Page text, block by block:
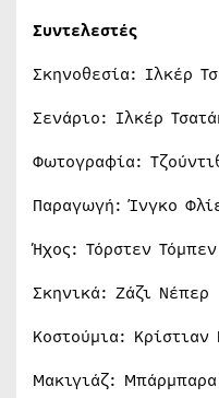
Συντελεστές
Σκηνοθεσία: Ιλκέρ
Σενάριο: Ιλκέρ
Φωτογραφία:
Παραγωγή: Ίνγκο
Ήχος: Τόρστεν Τόμπεν
Σκηνικά: Ζάζι Νέπερ
Κοστούμια: Κρίστιαν
Μακιγιάζ: